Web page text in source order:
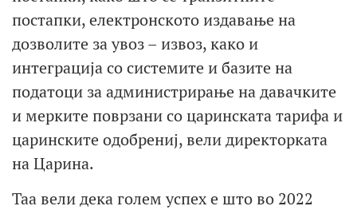
постапки, електронското издавање на
дозволите за увоз – извоз, како и
интеграција со системите и базите на
податоци за администрирање на давачките
и мерките поврзани со царинската тарифа и
царинските одобрениј, вели директорката
на Царина.
Таа вели дека голем успех е што во 2022